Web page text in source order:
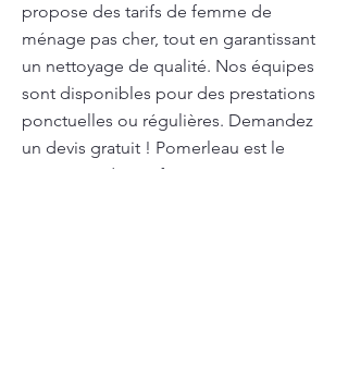
propose des tarifs de femme de
ménage pas cher, tout en garantissant
un nettoyage de qualité. Nos équipes
sont disponibles pour des prestations
ponctuelles ou régulières. Demandez
un devis gratuit ! Pomerleau est le
partenaire de confiance pour votre